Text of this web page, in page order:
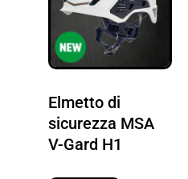
Elmetto di
sicurezza MSA
V-Gard H1